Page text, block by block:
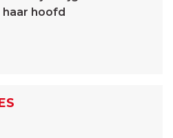
hoofd